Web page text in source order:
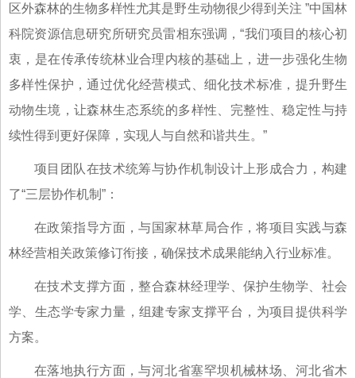
区外森林的生物多样性尤其是野生动物很少得到关注 ”中国林
科院资源信息研究所研究员雷相东强调，“我们项目的核心初
衷，是在传承传统林业合理内核的基础上，进一步强化生物
多样性保护，通过优化经营模式、细化技术标准，提升野生
动物生境，让森林生态系统的多样性、完整性、稳定性与持
续性得到更好保障，实现人与自然和谐共生。”
项目团队在技术统筹与协作机制设计上形成合力，构建
了“三层协作机制”：
在政策指导方面，与国家林草局合作，将项目实践与森
林经营相关政策修订衔接，确保技术成果能纳入行业标准。
在技术支撑方面，整合森林经理学、保护生物学、社会
学、生态学专家力量，组建专家支撑平台，为项目提供科学
方案。
在落地执行方面，与河北省塞罕坝机械林场、河北省木